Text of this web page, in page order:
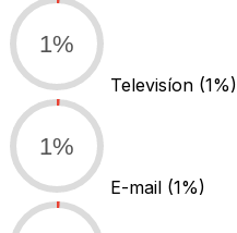
1%
Televisíon (1%)
1%
E-mail (1%)